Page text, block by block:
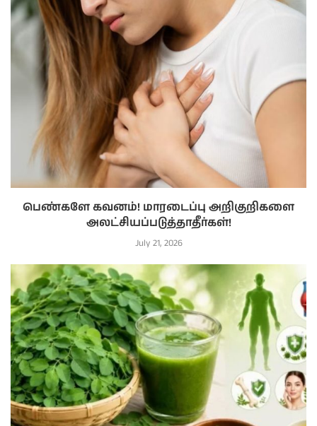
பெண்களே கவனம்! மாரடைப்பு அறிகுறிகளை
அலட்சியப்படுத்தாதீர்கள்!
July 21, 2026